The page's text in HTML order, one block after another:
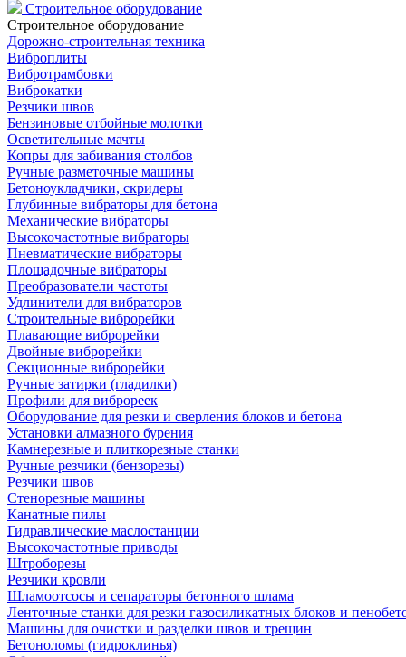
Строительное оборудование
Строительное оборудование
Дорожно-строительная техника
Виброплиты
Вибротрамбовки
Виброкатки
Резчики швов
Бензиновые отбойные молотки
Осветительные мачты
Копры для забивания столбов
Ручные разметочные машины
Бетоноукладчики, скридеры
Глубинные вибраторы для бетона
Механические вибраторы
Высокочастотные вибраторы
Пневматические вибраторы
Площадочные вибраторы
Преобразователи частоты
Удлинители для вибраторов
Строительные виброрейки
Плавающие виброрейки
Двойные виброрейки
Секционные виброрейки
Ручные затирки (гладилки)
Профили для виброреек
Оборудование для резки и сверления блоков и бетона
Установки алмазного бурения
Камнерезные и плиткорезные станки
Ручные резчики (бензорезы)
Резчики швов
Стенорезные машины
Канатные пилы
Гидравлические маслостанции
Высокочастотные приводы
Штроборезы
Резчики кровли
Шламоотсосы и сепараторы бетонного шлама
Ленточные станки для резки газосиликатных блоков и
Машины для очистки и разделки швов и трещин
Бетоноломы (гидроклинья)